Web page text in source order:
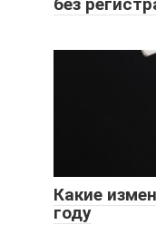
без
Какие
году